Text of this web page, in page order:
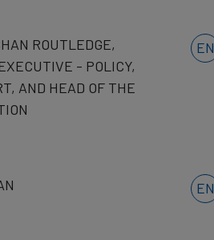
ROUTLEDGE,
- POLICY,
AND HEAD OF THE
EN
EN